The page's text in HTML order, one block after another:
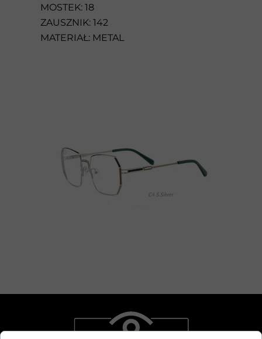
MOSTEK: 18
ZAUSZNIK: 142
MATERIAŁ: METAL